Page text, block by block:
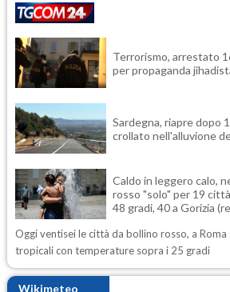
Terrorismo, arrestato
per propaganda
Sardegna, riapre dopo
crollato nell'alluvione
Caldo in leggero calo,
rosso "solo" per 19
48 gradi, 40 a Gorizia
Oggi ventisei le città da bollino rosso, a
tropicali con temperature sopra i 25 gradi
Wikimeteo